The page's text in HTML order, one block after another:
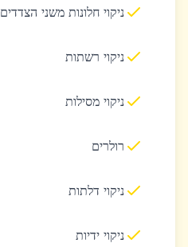
ניקוי חלונות משני הצדדים
ניקוי רשתות
ניקוי מסילות
רולרים
ניקוי דלתות
ניקוי ידיות